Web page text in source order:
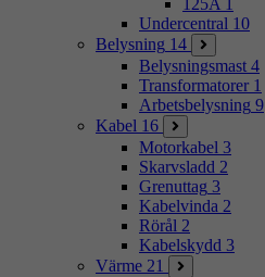
125A 1
Undercentral 10
Belysning 14
Belysningsmast 4
Transformatorer 1
Arbetsbelysning 9
Kabel 16
Motorkabel 3
Skarvsladd 2
Grenuttag 3
Kabelvinda 2
Rörål 2
Kabelskydd 3
Värme 21